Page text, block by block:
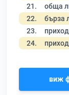
21. обща
22. бърза
23.
24.
виж